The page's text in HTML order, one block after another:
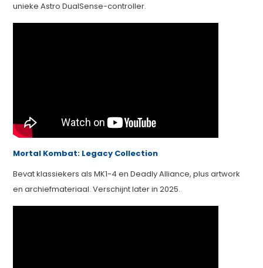
unieke Astro DualSense-controller.
Mortal Kombat: Legacy Collection
Bevat klassiekers als MK1-4 en Deadly Alliance, plus artwork
en archiefmateriaal. Verschijnt later in 2025.